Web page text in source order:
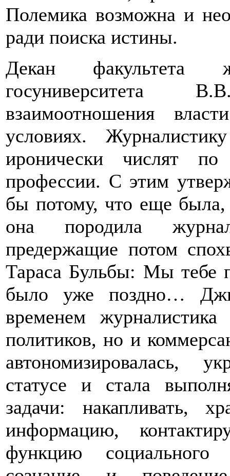
Полемика возможна и
ради поиска истины.
Декан факультета
госуниверситета
взаимоотношения
условиях.
иронически числят по
профессии. С этим
бы потому, что еще
она породила
предержащие потом
Тараса Бульбы: Мы тебе
было уже поздно…
временем
политиков, но и
автономизировалась,
статусе и стала
задачи: накапливать,
информацию,
функцию социального